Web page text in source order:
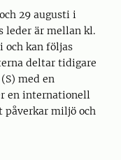
29 augusti i
leder är mellan kl.
och kan följas
deltar tidigare
med en
en internationell
påverkar miljö och